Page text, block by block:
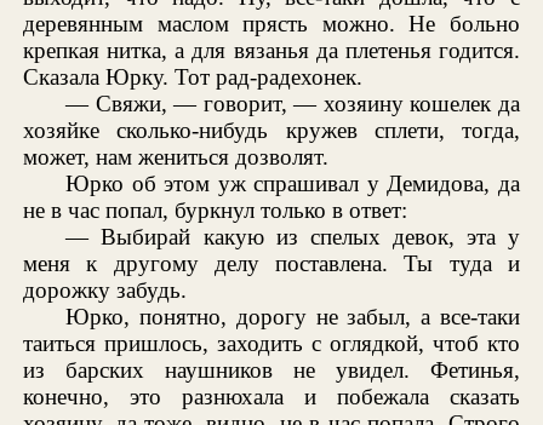
деревянным маслом прясть можно. Не больно
крепкая нитка, а для вязанья да плетенья годится.
Сказала Юрку. Тот рад-радехонек.
— Свяжи, — говорит, — хозяину кошелек да
хозяйке сколько-нибудь кружев сплети, тогда,
может, нам жениться дозволят.
Юрко об этом уж спрашивал у Демидова, да
не в час попал, буркнул только в ответ:
— Выбирай какую из спелых девок, эта у
меня к другому делу поставлена. Ты туда и
дорожку забудь.
Юрко, понятно, дорогу не забыл, а все-таки
таиться пришлось, заходить с оглядкой, чтоб кто
из барских наушников не увидел. Фетинья,
конечно, это разнюхала и побежала сказать